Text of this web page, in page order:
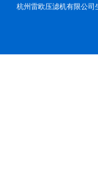
杭州雷欧压滤机有限公